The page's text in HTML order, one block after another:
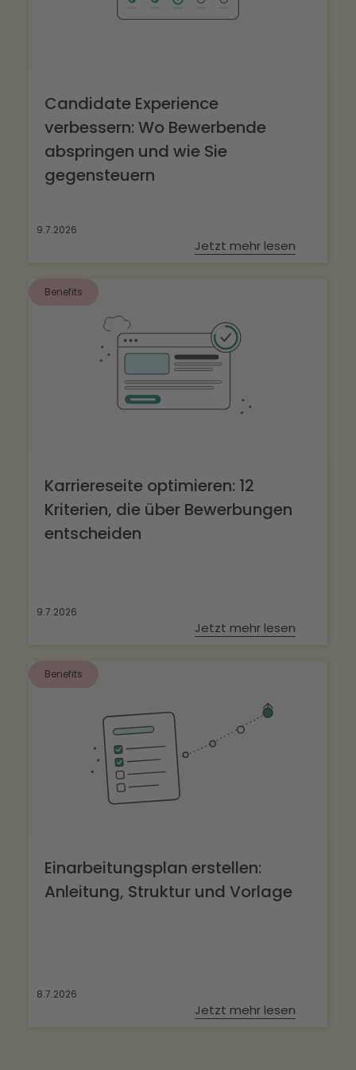
Candidate Experience
verbessern: Wo Bewerbende
abspringen und wie Sie
gegensteuern
9.7.2026
Jetzt mehr lesen
Benefits
Karriereseite optimieren: 12
Kriterien, die über Bewerbungen
entscheiden
9.7.2026
Jetzt mehr lesen
Benefits
Einarbeitungsplan erstellen:
Anleitung, Struktur und Vorlage
8.7.2026
Jetzt mehr lesen